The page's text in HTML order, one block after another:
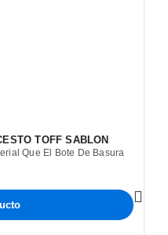
TOFF SABLON
Que El Bote De Basura